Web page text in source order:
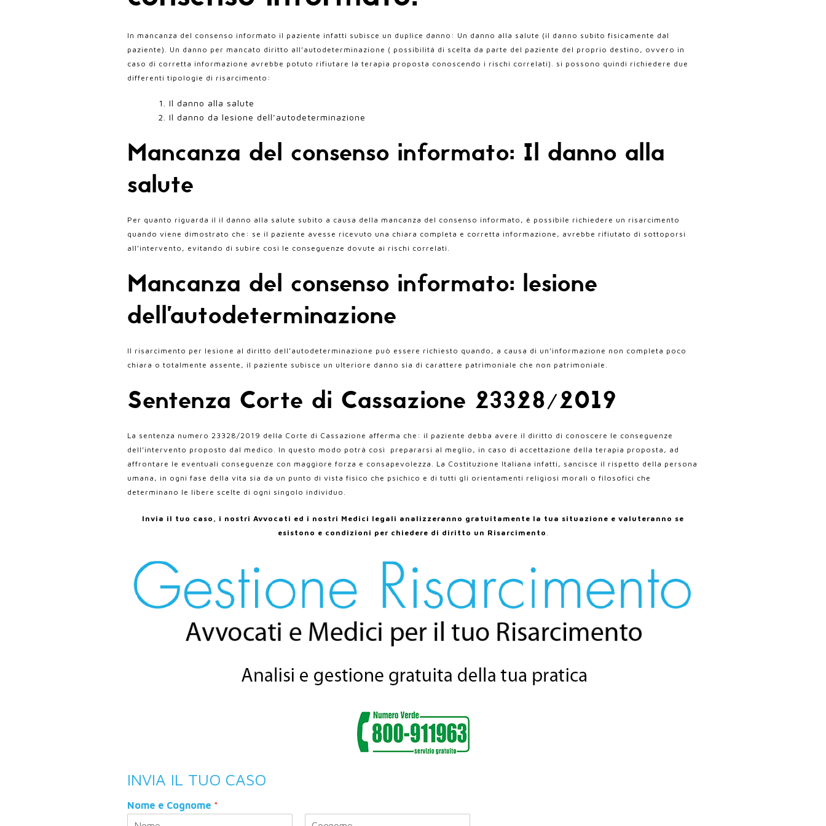
In mancanza del consenso informato il paziente infatti subisce un duplice danno: Un danno alla salute (il danno subito fisicamente dal
paziente). Un danno per mancato diritto all’autodeterminazione ( possibilità di scelta da parte del paziente del proprio destino, ovvero in
caso di corretta informazione avrebbe potuto rifiutare la terapia proposta conoscendo i rischi correlati). si possono quindi richiedere due
differenti tipologie di risarcimento:
Il danno alla salute
Il danno da lesione dell’autodeterminazione
Mancanza del consenso informato: Il danno alla
salute
Per quanto riguarda il il danno alla salute subito a causa della mancanza del consenso informato, è possibile richiedere un risarcimento
quando viene dimostrato che: se il paziente avesse ricevuto una chiara completa e corretta informazione, avrebbe rifiutato di sottoporsi
all’intervento, evitando di subire così le conseguenze dovute ai rischi correlati.
Mancanza del consenso informato: lesione
dell’autodeterminazione
Il risarcimento per lesione al diritto dell’autodeterminazione può essere richiesto quando, a causa di un’informazione non completa poco
chiara o totalmente assente, il paziente subisce un ulteriore danno sia di carattere patrimoniale che non patrimoniale.
Sentenza Corte di Cassazione 23328/2019
La sentenza numero 23328/2019 della Corte di Cassazione afferma che: il paziente debba avere il diritto di conoscere le conseguenze
dell’intervento proposto dal medico. In questo modo potrà così prepararsi al meglio, in caso di accettazione della terapia proposta, ad
affrontare le eventuali conseguenze con maggiore forza e consapevolezza. La Costituzione Italiana infatti, sancisce il rispetto della persona
umana, in ogni fase della vita sia da un punto di vista fisico che psichico e di tutti gli orientamenti religiosi morali o filosofici che
determinano le libere scelte di ogni singolo individuo.
Invia il tuo caso, i nostri Avvocati ed i nostri Medici legali analizzeranno gratuitamente la tua situazione e valuteranno se
esistono e condizioni per chiedere di diritto un Risarcimento .
INVIA IL TUO CASO
Nome e Cognome *